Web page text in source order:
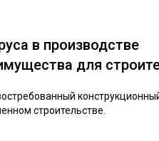
в производстве
для
строительстве.